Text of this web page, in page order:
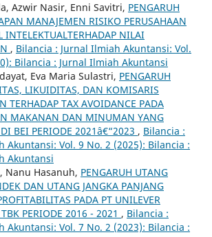
Azwir Nasir, Enni Savitri, PENGARUH
MANAJEMEN RISIKO PERUSAHAAN
INTELEKTUALTERHADAP NILAI
, Bilancia : Jurnal Ilmiah Akuntansi: Vol.
Bilancia : Jurnal Ilmiah Akuntansi
Eva Maria Sulastri, PENGARUH
LIKUIDITAS, DAN KOMISARIS
TERHADAP TAX AVOIDANCE PADA
MAKANAN DAN MINUMAN YANG
BEI PERIODE 2021â€“2023 , Bilancia :
Akuntansi: Vol. 9 No. 2 (2025): Bilancia :
Akuntansi
Nanu Hasanuh, PENGARUH UTANG
DAN UTANG JANGKA PANJANG
PADA PT UNILEVER
PERIODE 2016 - 2021 , Bilancia :
Akuntansi: Vol. 7 No. 2 (2023): Bilancia :